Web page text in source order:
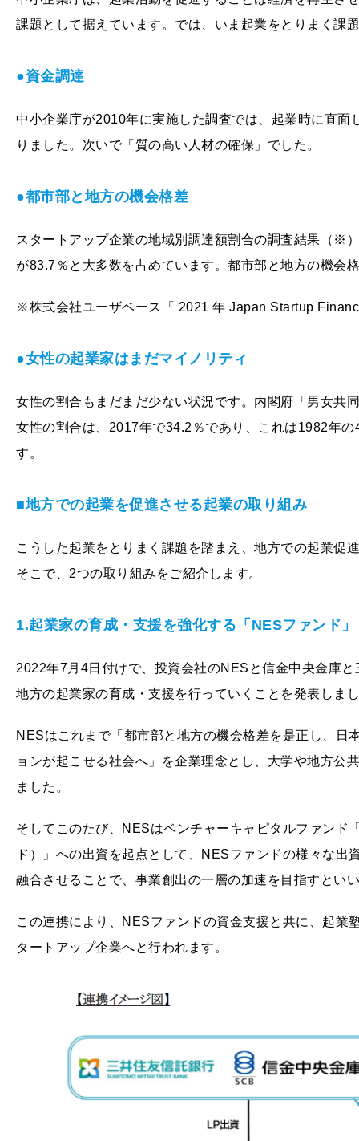
課題として据えています。では、いま起業をとりまく課
●資金調達
中小企業庁が2010年に実施した調査では、起業時に直
りました。次いで「質の高い人材の確保」でした。
●都市部と地方の機会格差
スタートアップ企業の地域別調達額割合の調査結果（※
が83.7％と大多数を占めています。都市部と地方の機会
※株式会社ユーザベース「 2021 年 Japan Startup
●女性の起業家はまだマイノリティ
女性の割合もまだまだ少ない状況です。内閣府「男女共
女性の割合は、2017年で34.2％であり、これは1982年
す。
■地方での起業を促進させる起業の取り組み
こうした起業をとりまく課題を踏まえ、地方での起業促
そこで、2つの取り組みをご紹介します。
1.起業家の育成・支援を強化する「NESファンド」
2022年7月4日付けで、投資会社のNESと信金中央金庫
地方の起業家の育成・支援を行っていくことを発表しま
NESはこれまで「都市部と地方の機会格差を是正し、日
ョンが起こせる社会へ」を企業理念とし、大学や地方公
ました。
そしてこのたび、NESはベンチャーキャピタルファン
ド）」への出資を起点として、NESファンドの様々な
融合させることで、事業創出の一層の加速を目指すとい
この連携により、NESファンドの資金支援と共に、起業
タートアップ企業へと行われます。